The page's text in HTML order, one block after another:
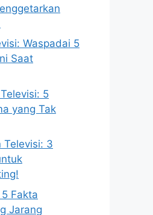
Waspadai 5
Saat
5
yang Tak
Televisi: 3
Fakta
Jarang